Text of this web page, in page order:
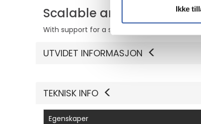
Ikke
Scalable architecture
With support for a single installed processor,
UTVIDET INFORMASJON
TEKNISK INFO
Egenskaper